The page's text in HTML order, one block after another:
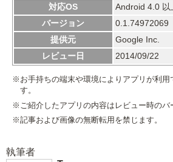
対応OS
Android 4.0 以
バージョン
0.1.74972069
提供元
Google Inc.
レビュー日
2014/09/22
※お手持ちの端末や環境によりアプリが利用
す。
※ご紹介したアプリの内容はレビュー時のバ
※記事および画像の無断転用を禁じます。
執筆者